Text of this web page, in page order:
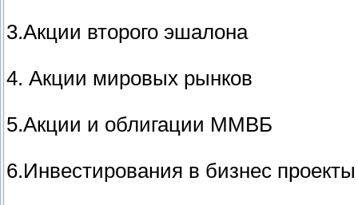
3.Акции второго эшалона
4. Акции мировых рынков
5.Акции и облигации ММВБ
6.Инвестирования в бизнес проекты